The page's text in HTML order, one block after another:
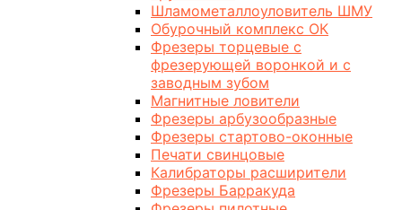
Шламометаллоуловитель ШМУ
Обурочный комплекс ОК
Фрезеры торцевые с
фрезерующей воронкой и с
заводным зубом
Магнитные ловители
Фрезеры арбузообразные
Фрезеры стартово-оконные
Печати свинцовые
Калибраторы расширители
Фрезеры Барракуда